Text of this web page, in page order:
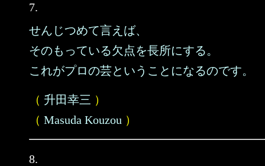
7.
せんじつめて言えば、
そのもっている欠点を長所にする。
これがプロの芸ということになるのです。
（ 升田幸三 ）
（ Masuda Kouzou ）
8.